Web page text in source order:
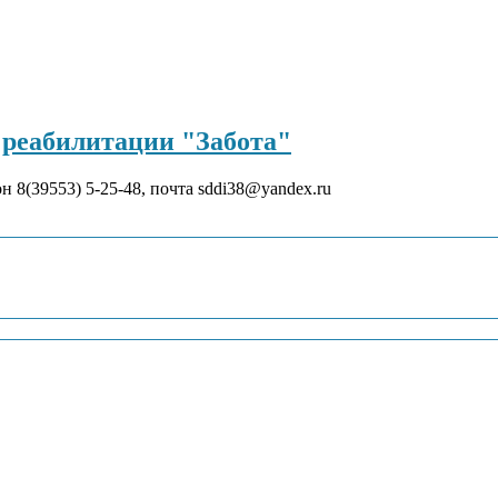
"Забота"
8(39553) 5-25-48, почта sddi38@yandex.ru